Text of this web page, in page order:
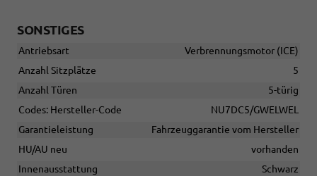
SONSTIGES
Antriebsart
Verbrennungsmotor (ICE)
Anzahl Sitzplätze
5
Anzahl Türen
5-türig
Codes: Hersteller-Code
NU7DC5/GWELWEL
Garantieleistung
Fahrzeuggarantie vom Hersteller
HU/AU neu
vorhanden
Innenausstattung
Schwarz